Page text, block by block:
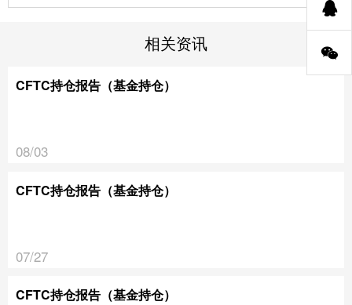
相关资讯
CFTC持仓报告（基金持仓）
08/03
CFTC持仓报告（基金持仓）
07/27
CFTC持仓报告（基金持仓）